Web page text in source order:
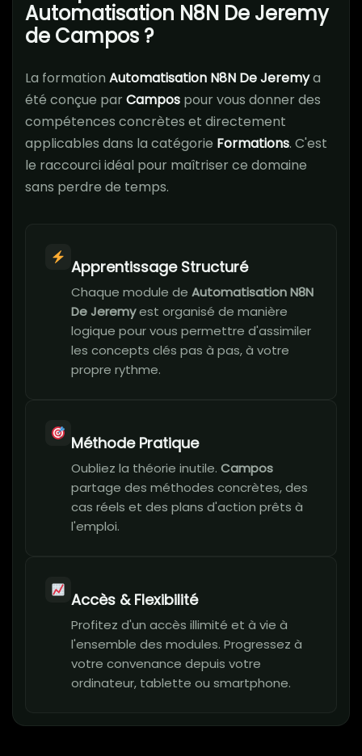
Automatisation N8N De Jeremy
de Campos ?
La formation Automatisation N8N De Jeremya
été conçue parCampos pour vous donner des
compétences concrètes et directement
applicables dans la catégorie Formations. C'est
le raccourci idéal pour maîtriser ce domaine
sans perdre de temps.
Apprentissage Structuré
Chaque module de Automatisation N8N
De Jeremyest organisé de manière
logique pour vous permettre d'assimiler
les concepts clés pas à pas, à votre
propre rythme.
Méthode Pratique
Oubliez la théorie inutile. Campos
partage des méthodes concrètes, des
cas réels et des plans d'action prêts à
l'emploi.
Accès & Flexibilité
Profitez d'un accès illimité et à vie à
l'ensemble des modules. Progressez à
votre convenance depuis votre
ordinateur, tablette ou smartphone.